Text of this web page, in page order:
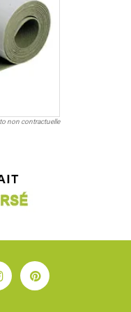
non contractuelle
InstagramPinterest